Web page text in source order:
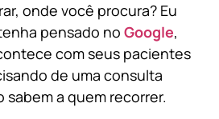
onde você procura? Eu
pensado no Google,
com seus pacientes
de uma consulta
sabem a quem recorrer.